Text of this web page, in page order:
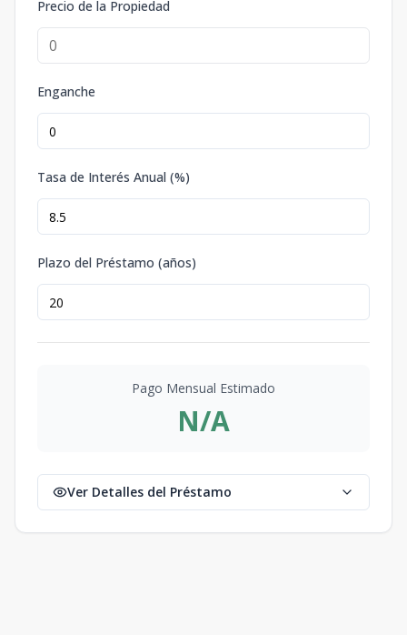
Precio de la Propiedad
Enganche
Tasa de Interés Anual (%)
Plazo del Préstamo (años)
Pago Mensual Estimado
N/A
Ver Detalles del Préstamo